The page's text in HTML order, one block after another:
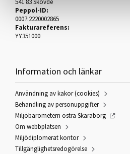
541 83 Skövde
Peppol-ID:
0007:2220002865
Fakturareferens:
YY351000
Information och länkar
Användning av kakor (cookies)
Behandling av personuppgifter
Miljöbarometern östra Skaraborg
Om webbplatsen
Miljödiplomerat kontor
Tillgänglighetsredogörelse